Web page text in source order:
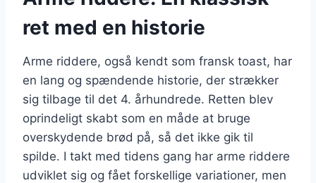
ret med en historie
Arme riddere, også kendt som fransk toast, har
en lang og spændende historie, der strækker
sig tilbage til det 4. århundrede. Retten blev
oprindeligt skabt som en måde at bruge
overskydende brød på, så det ikke gik til
spilde. I takt med tidens gang har arme riddere
udviklet sig og fået forskellige variationer, men